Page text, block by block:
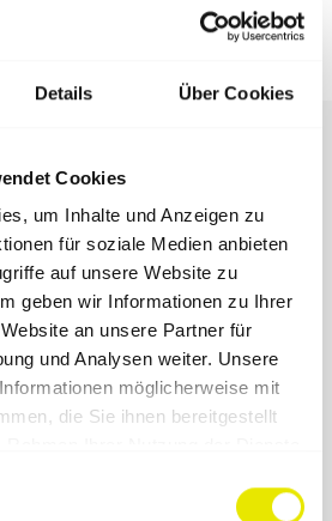
Details Über Cookies
Cookies
um Inhalte und Anzeigen zu
für soziale Medien anbieten
auf unsere Website zu
geben wir Informationen zu Ihrer
an unsere Partner für
und Analysen weiter. Unsere
möglicherweise mit
die Sie ihnen bereitgestellt
Detail